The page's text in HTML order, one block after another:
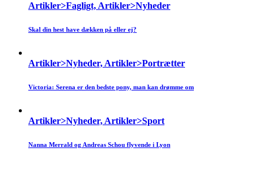
Artikler>Fagligt, Artikler>Nyheder
Skal din hest have dækken på eller ej?
Artikler>Nyheder, Artikler>Portrætter
Victoria: Serena er den bedste pony, man kan drømme om
Artikler>Nyheder, Artikler>Sport
Nanna Merrald og Andreas Schou flyvende i Lyon